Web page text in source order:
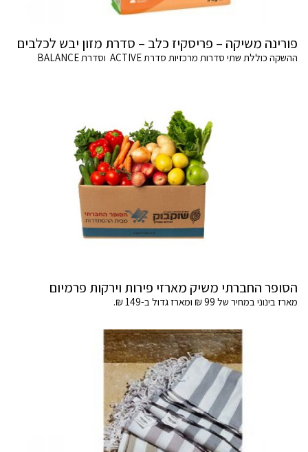
פורינה משיקה – פריסקיז כלב – סדרת מזון יבש לכלבים
ההשקה כוללת שתי סדרות מרכזיות סדרת ACTIVE וסדרת BALANCE
הסופר החברתי משיק מארזי פירות וירקות פרמיום
מארז בינוני במחיר של 99 ₪ ומארז גדול ב-149 ₪.